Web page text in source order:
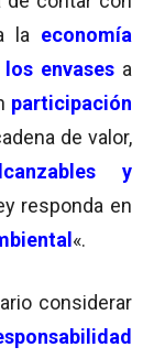
la economía
envases a
participación
de valor,
y
responda en
«.
considerar